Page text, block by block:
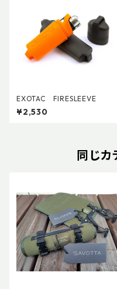
EXOTAC FIRESLEEVE
¥2,530
同じ